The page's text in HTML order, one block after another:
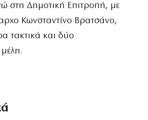
στη Δημοτική Επιτροπή, με
Κωνσταντίνο Βρατσάνο,
τακτικά και δύο